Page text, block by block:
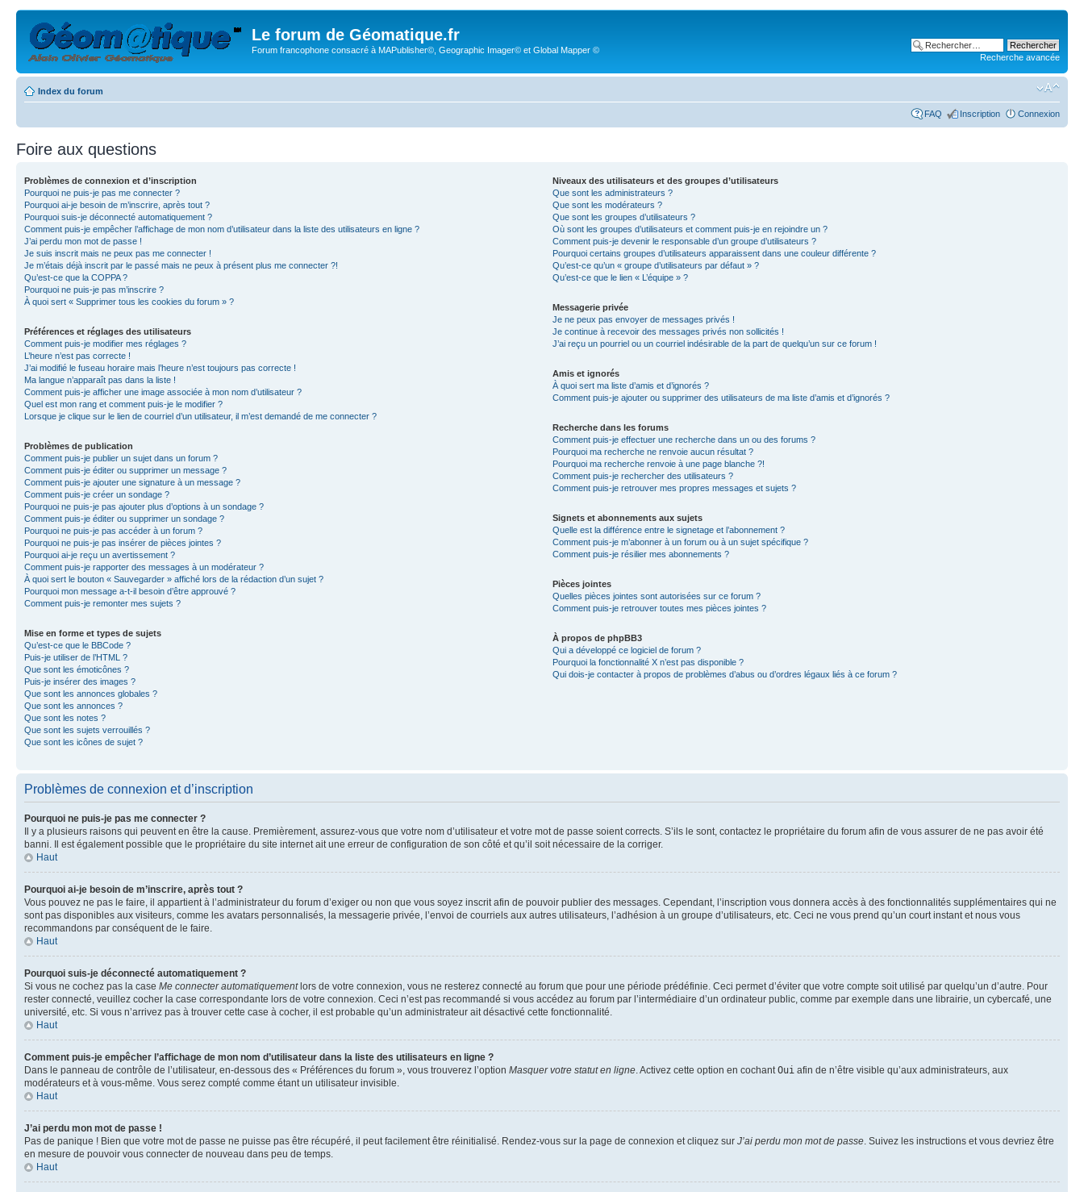
Le forum de Géomatique.fr
Forum francophone consacré à MAPublisher©, Geographic Imager© et Global Mapper ©
Recherche avancée
Index du forum
FAQ Inscription Connexion
Foire aux questions
Problèmes de connexion et d’inscription
Pourquoi ne puis-je pas me connecter ?
Pourquoi ai-je besoin de m’inscrire, après tout ?
Pourquoi suis-je déconnecté automatiquement ?
Comment puis-je empêcher l’affichage de mon nom d’utilisateur dans la liste des utilisateurs en ligne ?
J’ai perdu mon mot de passe !
Je suis inscrit mais ne peux pas me connecter !
Je m’étais déjà inscrit par le passé mais ne peux à présent plus me connecter ?!
Qu’est-ce que la COPPA ?
Pourquoi ne puis-je pas m’inscrire ?
À quoi sert « Supprimer tous les cookies du forum » ?
Préférences et réglages des utilisateurs
Comment puis-je modifier mes réglages ?
L’heure n’est pas correcte !
J’ai modifié le fuseau horaire mais l’heure n’est toujours pas correcte !
Ma langue n’apparaît pas dans la liste !
Comment puis-je afficher une image associée à mon nom d’utilisateur ?
Quel est mon rang et comment puis-je le modifier ?
Lorsque je clique sur le lien de courriel d’un utilisateur, il m’est demandé de me connecter ?
Problèmes de publication
Comment puis-je publier un sujet dans un forum ?
Comment puis-je éditer ou supprimer un message ?
Comment puis-je ajouter une signature à un message ?
Comment puis-je créer un sondage ?
Pourquoi ne puis-je pas ajouter plus d’options à un sondage ?
Comment puis-je éditer ou supprimer un sondage ?
Pourquoi ne puis-je pas accéder à un forum ?
Pourquoi ne puis-je pas insérer de pièces jointes ?
Pourquoi ai-je reçu un avertissement ?
Comment puis-je rapporter des messages à un modérateur ?
À quoi sert le bouton « Sauvegarder » affiché lors de la rédaction d’un sujet ?
Pourquoi mon message a-t-il besoin d’être approuvé ?
Comment puis-je remonter mes sujets ?
Mise en forme et types de sujets
Qu’est-ce que le BBCode ?
Puis-je utiliser de l’HTML ?
Que sont les émoticônes ?
Puis-je insérer des images ?
Que sont les annonces globales ?
Que sont les annonces ?
Que sont les notes ?
Que sont les sujets verrouillés ?
Que sont les icônes de sujet ?
Niveaux des utilisateurs et des groupes d’utilisateurs
Que sont les administrateurs ?
Que sont les modérateurs ?
Que sont les groupes d’utilisateurs ?
Où sont les groupes d’utilisateurs et comment puis-je en rejoindre un ?
Comment puis-je devenir le responsable d’un groupe d’utilisateurs ?
Pourquoi certains groupes d’utilisateurs apparaissent dans une couleur différente ?
Qu’est-ce qu’un « groupe d’utilisateurs par défaut » ?
Qu’est-ce que le lien « L’équipe » ?
Messagerie privée
Je ne peux pas envoyer de messages privés !
Je continue à recevoir des messages privés non sollicités !
J’ai reçu un pourriel ou un courriel indésirable de la part de quelqu’un sur ce forum !
Amis et ignorés
À quoi sert ma liste d’amis et d’ignorés ?
Comment puis-je ajouter ou supprimer des utilisateurs de ma liste d’amis et d’ignorés ?
Recherche dans les forums
Comment puis-je effectuer une recherche dans un ou des forums ?
Pourquoi ma recherche ne renvoie aucun résultat ?
Pourquoi ma recherche renvoie à une page blanche ?!
Comment puis-je rechercher des utilisateurs ?
Comment puis-je retrouver mes propres messages et sujets ?
Signets et abonnements aux sujets
Quelle est la différence entre le signetage et l’abonnement ?
Comment puis-je m’abonner à un forum ou à un sujet spécifique ?
Comment puis-je résilier mes abonnements ?
Pièces jointes
Quelles pièces jointes sont autorisées sur ce forum ?
Comment puis-je retrouver toutes mes pièces jointes ?
À propos de phpBB3
Qui a développé ce logiciel de forum ?
Pourquoi la fonctionnalité X n’est pas disponible ?
Qui dois-je contacter à propos de problèmes d’abus ou d’ordres légaux liés à ce forum ?
Problèmes de connexion et d’inscription
Pourquoi ne puis-je pas me connecter ?
Il y a plusieurs raisons qui peuvent en être la cause. Premièrement, assurez-vous que votre nom d’utilisateur et votre mot de passe soient corrects. S’ils le sont, contactez le propriétaire du forum afin de vous assurer de ne pas avoir été
banni. Il est également possible que le propriétaire du site internet ait une erreur de configuration de son côté et qu’il soit nécessaire de la corriger.
Haut
Pourquoi ai-je besoin de m’inscrire, après tout ?
Vous pouvez ne pas le faire, il appartient à l’administrateur du forum d’exiger ou non que vous soyez inscrit afin de pouvoir publier des messages. Cependant, l’inscription vous donnera accès à des fonctionnalités supplémentaires qui ne
sont pas disponibles aux visiteurs, comme les avatars personnalisés, la messagerie privée, l’envoi de courriels aux autres utilisateurs, l’adhésion à un groupe d’utilisateurs, etc. Ceci ne vous prend qu’un court instant et nous vous
recommandons par conséquent de le faire.
Haut
Pourquoi suis-je déconnecté automatiquement ?
Si vous ne cochez pas la case Me connecter automatiquementlors de votre connexion, vous ne resterez connecté au forum que pour une période prédéfinie. Ceci permet d’éviter que votre compte soit utilisé par quelqu’un d’autre. Pour
rester connecté, veuillez cocher la case correspondante lors de votre connexion. Ceci n’est pas recommandé si vous accédez au forum par l’intermédiaire d’un ordinateur public, comme par exemple dans une librairie, un cybercafé, une
université, etc. Si vous n’arrivez pas à trouver cette case à cocher, il est probable qu’un administrateur ait désactivé cette fonctionnalité.
Haut
Comment puis-je empêcher l’affichage de mon nom d’utilisateur dans la liste des utilisateurs en ligne ?
Dans le panneau de contrôle de l’utilisateur, en-dessous des « Préférences du forum », vous trouverez l’option Masquer votre statut en ligne . Activez cette option en cochant Oui afin de n’être visible qu’aux administrateurs, aux
modérateurs et à vous-même. Vous serez compté comme étant un utilisateur invisible.
Haut
J’ai perdu mon mot de passe !
Pas de panique ! Bien que votre mot de passe ne puisse pas être récupéré, il peut facilement être réinitialisé. Rendez-vous sur la page de connexion et cliquez sur J’ai perdu mon mot de passe . Suivez les instructions et vous devriez être
en mesure de pouvoir vous connecter de nouveau dans peu de temps.
Haut